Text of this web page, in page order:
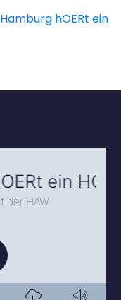
Hamburg hOERt ein